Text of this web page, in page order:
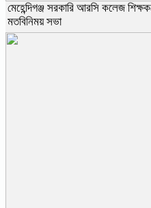
মেহেন্দিগঞ্জ সরকারি আরসি কলেজ
মতবিনিময় সভা